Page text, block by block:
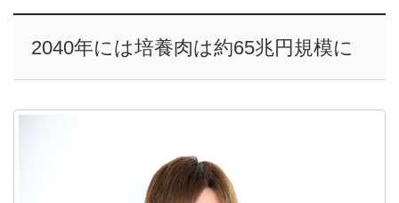
2040年には培養肉は約65兆円規模に